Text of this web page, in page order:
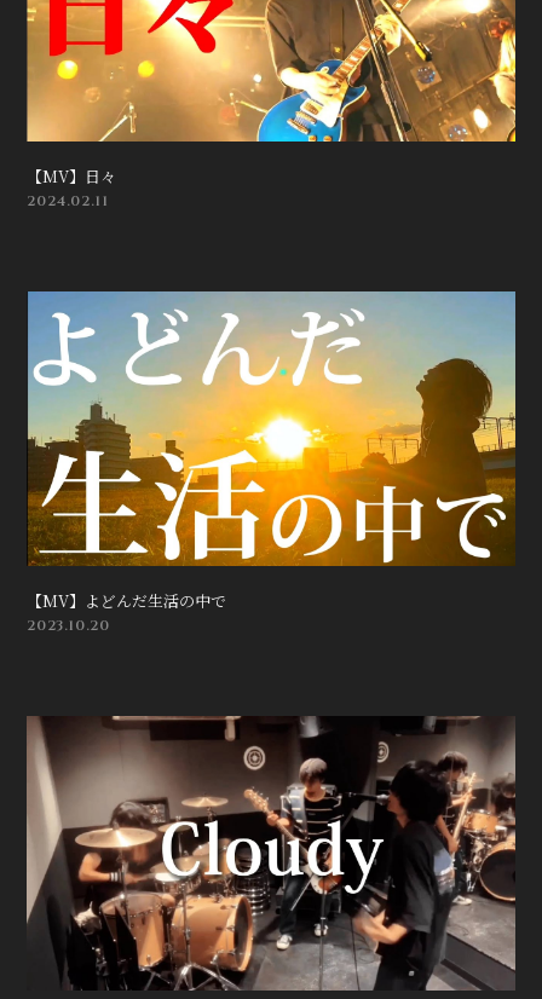
【MV】日々
2024.02.11
【MV】よどんだ生活の中で
2023.10.20